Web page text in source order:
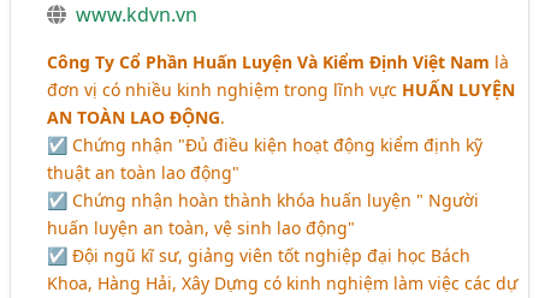
www.kdvn.vn
Công Ty Cổ Phần Huấn Luyện Và Kiểm Định Việt Nam là
đơn vị có nhiều kinh nghiệm trong lĩnh vực HUẤN LUYỆN
AN TOÀN LAO ĐỘNG.
☑ Chứng nhận "Đủ điều kiện hoạt động kiểm định kỹ
thuật an toàn lao động"
☑ Chứng nhận hoàn thành khóa huấn luyện " Người
huấn luyện an toàn, vệ sinh lao động"
☑ Đội ngũ kĩ sư, giảng viên tốt nghiệp đại học Bách
Khoa, Hàng Hải, Xây Dựng có kinh nghiệm làm việc các dự